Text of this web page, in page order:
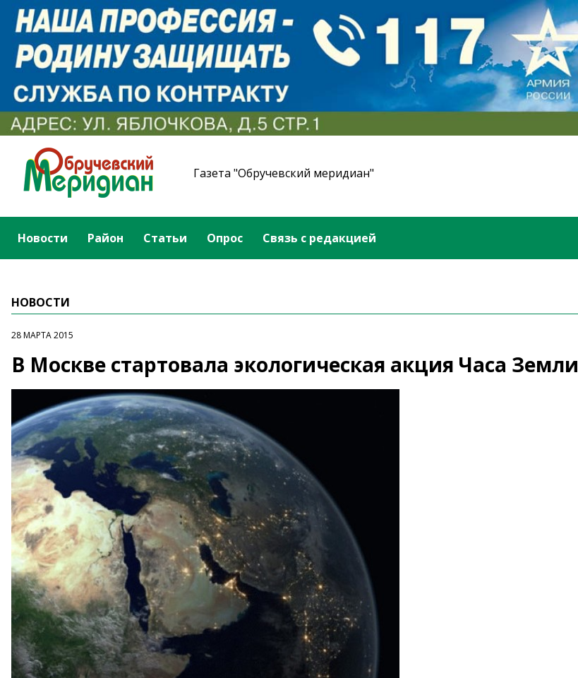
Газета "Обручевский меридиан"
Новости Район Статьи Опрос Связь с редакцией
НОВОСТИ
28 МАРТА 2015
В Москве стартовала экологическая акция Часа Земли